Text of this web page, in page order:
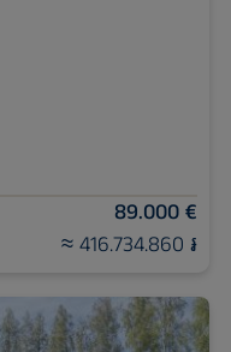
89.000 €
≈ 416.734.860 ៛